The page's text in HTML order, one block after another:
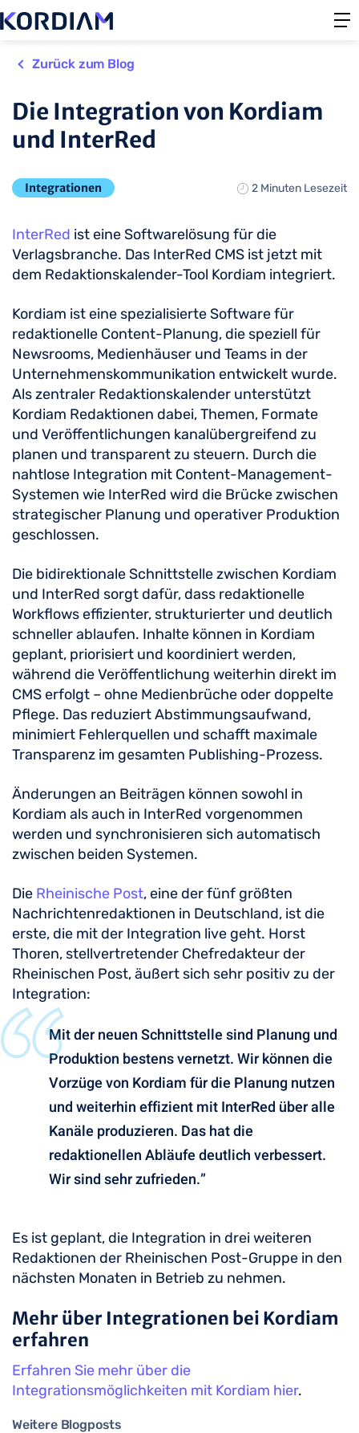
Zurück zum Blog
Die Integration von Kordiam
und InterRed
Integrationen 2 Minuten Lesezeit
InterRed ist eine Softwarelösung für die
Verlagsbranche. Das InterRed CMS ist jetzt mit
dem Redaktionskalender-Tool Kordiam integriert.
Kordiam ist eine spezialisierte Software für
redaktionelle Content-Planung, die speziell für
Newsrooms, Medienhäuser und Teams in der
Unternehmenskommunikation entwickelt wurde.
Als zentraler Redaktionskalender unterstützt
Kordiam Redaktionen dabei, Themen, Formate
und Veröffentlichungen kanalübergreifend zu
planen und transparent zu steuern. Durch die
nahtlose Integration mit Content-Management-
Systemen wie InterRed wird die Brücke zwischen
strategischer Planung und operativer Produktion
geschlossen.
Die bidirektionale Schnittstelle zwischen Kordiam
und InterRed sorgt dafür, dass redaktionelle
Workflows effizienter, strukturierter und deutlich
schneller ablaufen. Inhalte können in Kordiam
geplant, priorisiert und koordiniert werden,
während die Veröffentlichung weiterhin direkt im
CMS erfolgt – ohne Medienbrüche oder doppelte
Pflege. Das reduziert Abstimmungsaufwand,
minimiert Fehlerquellen und schafft maximale
Transparenz im gesamten Publishing-Prozess.
Änderungen an Beiträgen können sowohl in
Kordiam als auch in InterRed vorgenommen
werden und synchronisieren sich automatisch
zwischen beiden Systemen.
Die Rheinische Post, eine der fünf größten
Nachrichtenredaktionen in Deutschland, ist die
erste, die mit der Integration live geht. Horst
Thoren, stellvertretender Chefredakteur der
Rheinischen Post, äußert sich sehr positiv zu der
Integration:
Mit der neuen Schnittstelle sind Planung und
Produktion bestens vernetzt. Wir können die
Vorzüge von Kordiam für die Planung nutzen
und weiterhin effizient mit InterRed über alle
Kanäle produzieren. Das hat die
redaktionellen Abläufe deutlich verbessert.
Wir sind sehr zufrieden.”
Es ist geplant, die Integration in drei weiteren
Redaktionen der Rheinischen Post-Gruppe in den
nächsten Monaten in Betrieb zu nehmen.
Mehr über Integrationen bei Kordiam
erfahren
Erfahren Sie mehr über die
Integrationsmöglichkeiten mit Kordiam hier.
Weitere Blogposts